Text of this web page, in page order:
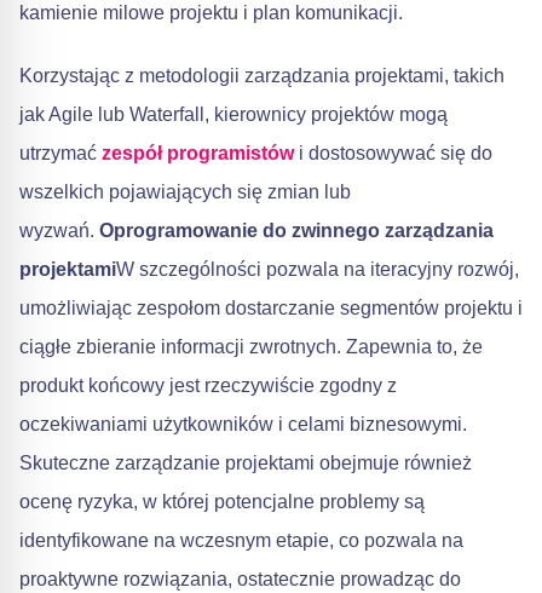
kamienie milowe projektu i plan komunikacji.
Korzystając z metodologii zarządzania projektami, takich
jak Agile lub Waterfall, kierownicy projektów mogą
utrzymać zespół programistówi dostosowywać się do
wszelkich pojawiających się zmian lub
wyzwań. Oprogramowanie do zwinnego zarządzania
projektamiW szczególności pozwala na iteracyjny rozwój,
umożliwiając zespołom dostarczanie segmentów projektu i
ciągłe zbieranie informacji zwrotnych. Zapewnia to, że
produkt końcowy jest rzeczywiście zgodny z
oczekiwaniami użytkowników i celami biznesowymi.
Skuteczne zarządzanie projektami obejmuje również
ocenę ryzyka, w której potencjalne problemy są
identyfikowane na wczesnym etapie, co pozwala na
proaktywne rozwiązania, ostatecznie prowadząc do